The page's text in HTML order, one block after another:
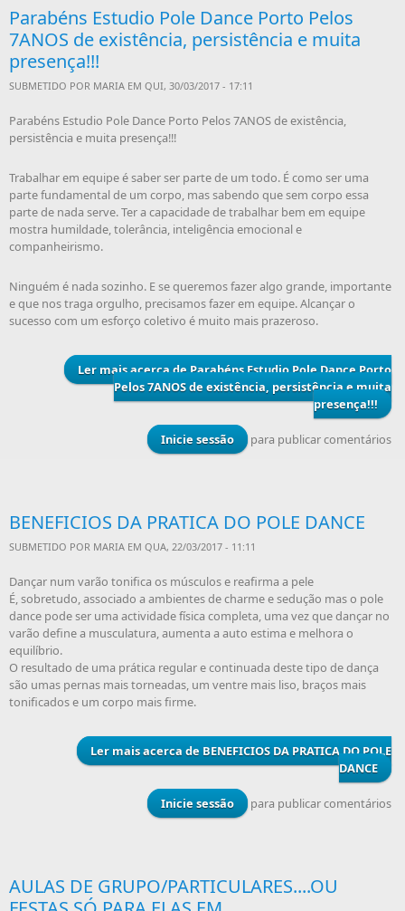
Parabéns Estudio Pole Dance Porto Pelos
7ANOS de existência, persistência e muita
presença!!!
SUBMETIDO POR MARIA EM QUI, 30/03/2017 - 17:11
Parabéns Estudio Pole Dance Porto Pelos 7ANOS de existência,
persistência e muita presença!!!
Trabalhar em equipe é saber ser parte de um todo. É como ser uma
parte fundamental de um corpo, mas sabendo que sem corpo essa
parte de nada serve. Ter a capacidade de trabalhar bem em equipe
mostra humildade, tolerância, inteligência emocional e
companheirismo.
Ninguém é nada sozinho. E se queremos fazer algo grande, importante
e que nos traga orgulho, precisamos fazer em equipe. Alcançar o
sucesso com um esforço coletivo é muito mais prazeroso.
Ler maisacerca de Parabéns Estudio Pole Dance Porto
Pelos 7ANOS de existência, persistência e muita
presença!!!
Inicie sessão para publicar comentários
BENEFICIOS DA PRATICA DO POLE DANCE
SUBMETIDO POR MARIA EM QUA, 22/03/2017 - 11:11
Dançar num varão tonifica os músculos e reafirma a pele
É, sobretudo, associado a ambientes de charme e sedução mas o pole
dance pode ser uma actividade física completa, uma vez que dançar no
varão define a musculatura, aumenta a auto estima e melhora o
equilíbrio.
O resultado de uma prática regular e continuada deste tipo de dança
são umas pernas mais torneadas, um ventre mais liso, braços mais
tonificados e um corpo mais firme.
Ler maisacerca de BENEFICIOS DA PRATICA DO POLE
DANCE
Inicie sessão para publicar comentários
AULAS DE GRUPO/PARTICULARES....OU